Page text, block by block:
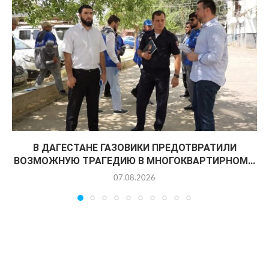
В ДАГЕСТАНЕ ГАЗОВИКИ ПРЕДОТВРАТИЛИ
ВОЗМОЖНУЮ ТРАГЕДИЮ В МНОГОКВАРТИРНОМ...
07.08.2026